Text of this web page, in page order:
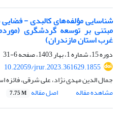
شناسایی مؤلفه‌های کالبدی -
مبتنی بر توسعه گردشگری
غرب استان مازندران)
دوره 15، شماره 1، بهار 1403، صفحه
6-31
10.22059/jrur.2023.361629.1855
جمال الدین مهدی نژاد، علی شرقی، فائزه
مشاهده مقاله
اصل مقاله 7.75 M